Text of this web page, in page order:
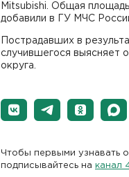
Mitsubishi. Общая
добавили в ГУ МЧС
Пострадавших в
случившегося выясняет
округа.
Чтобы первыми узнавать
подписывайтесь на канал